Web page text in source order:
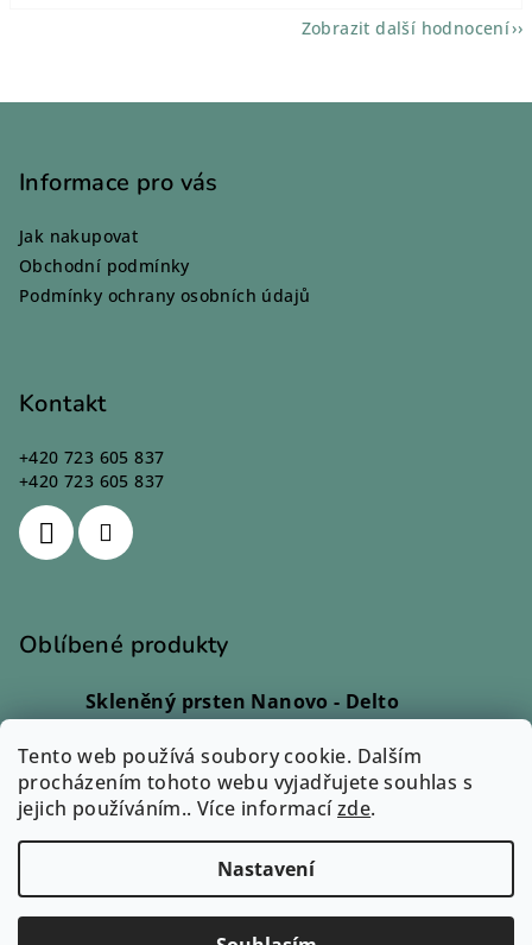
Tento web používá soubory cookie. Dalším
procházením tohoto webu vyjadřujete souhlas s
jejich používáním.. Více informacízde.
Nastavení
Zobrazit další hodnocení
Informace pro vás
Jak nakupovat
Obchodní podmínky
Podmínky ochrany osobních údajů
Kontakt
+420 723 605 837
+420 723 605 837
Oblíbené produkty
Skleněný prsten Nanovo - Delto
Skleněný prsten - Lio
Hodnocení produktu je 5 z 5 hvězdiček.
| Monika Svobodová
Skleněný prsten - Rono
Hodnocení produktu je 5 z 5 hvězdiček.
Ilona Dvořáková
Copyright 2026Zuzum.cz. Všechna práva vyhrazena.